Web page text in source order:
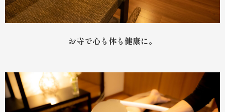
お寺で心も体も健康に。